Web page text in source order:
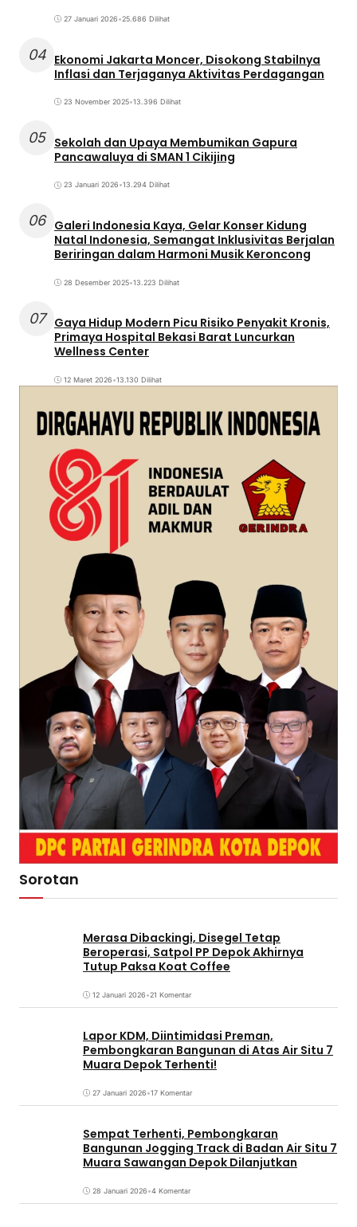
27 Januari 2026•25.686 Dilihat
04 Ekonomi Jakarta Moncer, Disokong Stabilnya
Inflasi dan Terjaganya Aktivitas Perdagangan
23 November 2025•13.396 Dilihat
05 Sekolah dan Upaya Membumikan Gapura
Pancawaluya di SMAN 1 Cikijing
23 Januari 2026•13.294 Dilihat
06 Galeri Indonesia Kaya, Gelar Konser Kidung
Natal Indonesia, Semangat Inklusivitas Berjalan
Beriringan dalam Harmoni Musik Keroncong
28 Desember 2025•13.223 Dilihat
07
Gaya Hidup Modern Picu Risiko Penyakit Kronis,
Primaya Hospital Bekasi Barat Luncurkan
Wellness Center
12 Maret 2026•13.130 Dilihat
Sorotan
Merasa Dibackingi, Disegel Tetap
Beroperasi, Satpol PP Depok Akhirnya
Tutup Paksa Koat Coffee
12 Januari 2026•21 Komentar
Lapor KDM, Diintimidasi Preman,
Pembongkaran Bangunan di Atas Air Situ 7
Muara Depok Terhenti!
27 Januari 2026•17 Komentar
Sempat Terhenti, Pembongkaran
Bangunan Jogging Track di Badan Air Situ 7
Muara Sawangan Depok Dilanjutkan
28 Januari 2026•4 Komentar